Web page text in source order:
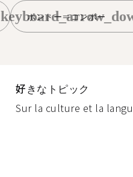
ポントー＝コンボー
好きなトピック
Sur la culture et la